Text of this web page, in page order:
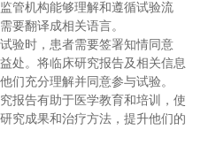
管机构能够理解和遵循试验流
要翻译成相关语言。
验时，患者需要签署知情同意
处。将临床研究报告及相关信息
们充分理解并同意参与试验。
报告有助于医学教育和培训，使
究成果和治疗方法，提升他们的